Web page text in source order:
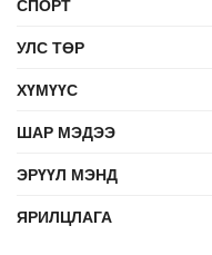
УЛС ТӨР
ХҮМҮҮС
ШАР МЭДЭЭ
ЭРҮҮЛ МЭНД
ЯРИЛЦЛАГА